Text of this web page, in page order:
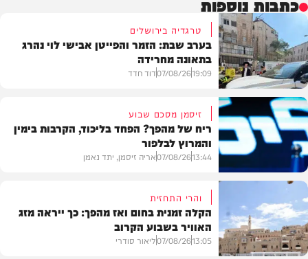
בארץ
טרגדיה בירושלים
בערב שבת: הזמר והפייטן אבישי לוי נהרג
בתאונה מחרידה
19:09
07/08/26דוד חדד
פוליטי
זיסמן מסכם שבוע
ריח של מהפך? הפחד בליכוד, הקרבות בימין
והמרוץ לבלפור
13:44
07/08/26אריה זיסמן, יתד נאמן
והרי התחזית
הקלה זמנית בחום ואז מהפך: כך ייראה מזג
האוויר בשבוע הקרוב
13:05
07/08/26ליאור סודרי